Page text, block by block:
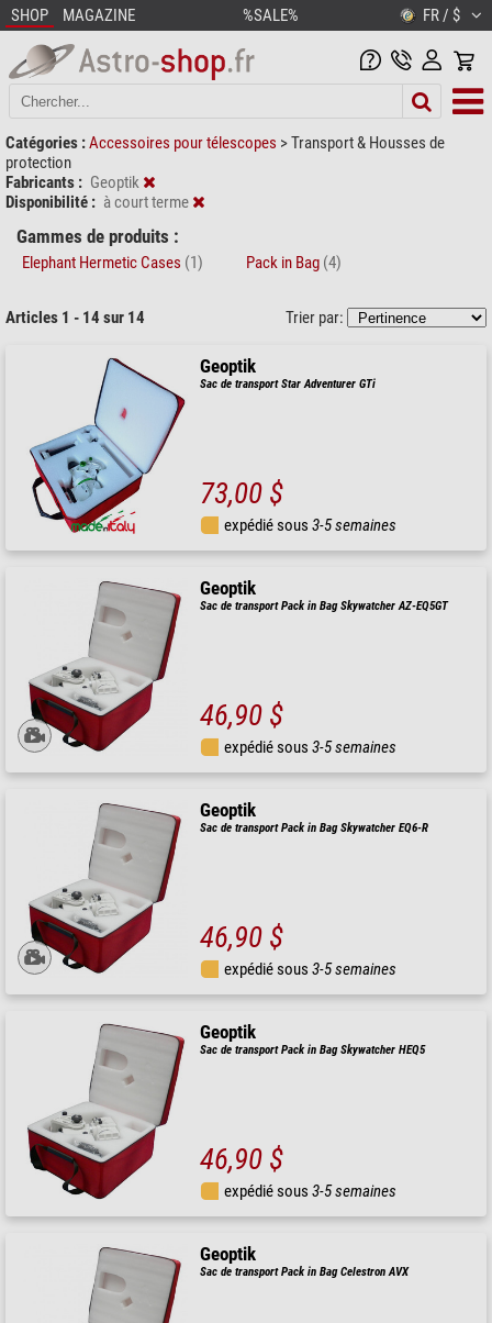
SHOP MAGAZINE %SALE% FR / $
Catégories :Accessoires pour télescopes >Transport & Housses de
protection
Fabricants : Geoptik
Disponibilité : à court terme
Gammes de produits :
Elephant Hermetic Cases (1) Pack in Bag (4)
Articles 1 - 14 sur 14 Trier par:
Geoptik
Sac de transport Star Adventurer GTi
73,00 $
expédié sous3-5 semaines
Geoptik
Sac de transport Pack in Bag Skywatcher AZ-EQ5GT
46,90 $
expédié sous3-5 semaines
Geoptik
Sac de transport Pack in Bag Skywatcher EQ6-R
46,90 $
expédié sous3-5 semaines
Geoptik
Sac de transport Pack in Bag Skywatcher HEQ5
46,90 $
expédié sous3-5 semaines
Geoptik
Sac de transport Pack in Bag Celestron AVX